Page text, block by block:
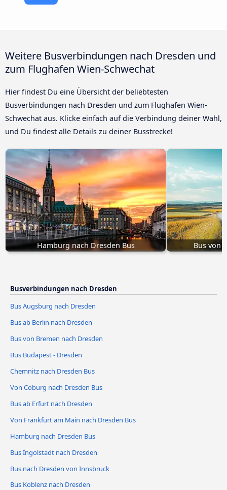
Weitere Busverbindungen nach Dresden und
zum Flughafen Wien-Schwechat
Hier findest Du eine Übersicht der beliebtesten
Busverbindungen nach Dresden und zum Flughafen Wien-
Schwechat aus. Klicke einfach auf die Verbindung deiner Wahl,
und Du findest alle Details zu deiner Busstrecke!
Hamburg nach Dresden Bus Bus von
Busverbindungen nach Dresden
Bus Augsburg nach Dresden
Bus ab Berlin nach Dresden
Bus von Bremen nach Dresden
Bus Budapest - Dresden
Chemnitz nach Dresden Bus
Von Coburg nach Dresden Bus
Bus ab Erfurt nach Dresden
Von Frankfurt am Main nach Dresden Bus
Hamburg nach Dresden Bus
Bus Ingolstadt nach Dresden
Bus nach Dresden von Innsbruck
Bus Koblenz nach Dresden